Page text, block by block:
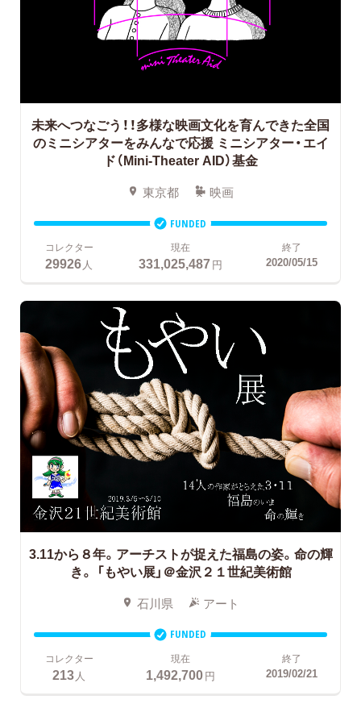
未来へつなごう！！多様な映画文化を育んできた全国
のミニシアターをみんなで応援ミニシアター・エイ
ド（Mini-Theater AID）基金
東京都 映画
FUNDED
コレクター
29926人
現在
331,025,487円
終了
2020/05/15
3.11から８年。アーチストが捉えた福島の姿。命の輝
き。 「もやい展」＠金沢２１世紀美術館
石川県 アート
FUNDED
コレクター
213 人
現在
1,492,700円
終了
2019/02/21